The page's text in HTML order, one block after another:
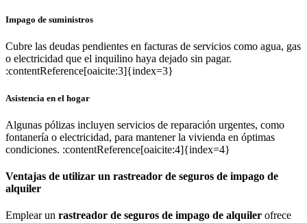
Impago de suministros
Cubre las deudas pendientes en facturas de servicios como agua, gas
o electricidad que el inquilino haya dejado sin pagar.
:contentReference[oaicite:3]{index=3}
Asistencia en el hogar
Algunas pólizas incluyen servicios de reparación urgentes, como
fontanería o electricidad, para mantener la vivienda en óptimas
condiciones. :contentReference[oaicite:4]{index=4}
Ventajas de utilizar un rastreador de seguros de impago de
alquiler
Emplear un rastreador de seguros de impago de alquiler ofrece